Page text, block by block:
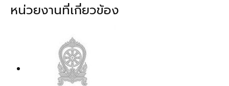
หน่วยงานที่เกี่ยวข้อง